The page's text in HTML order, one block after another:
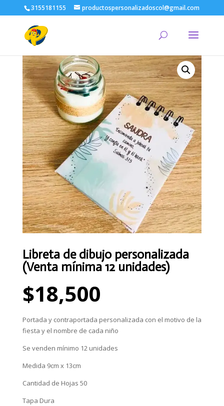
3155181155 productospersonalizadoscol@gmail.com
Libreta de dibujo personalizada
(Venta mínima 12 unidades)
$18,500
Portada y contraportada personalizada con el motivo de la
fiesta y el nombre de cada niño
Se venden mínimo 12 unidades
Medida 9cm x 13cm
Cantidad de Hojas 50
Tapa Dura